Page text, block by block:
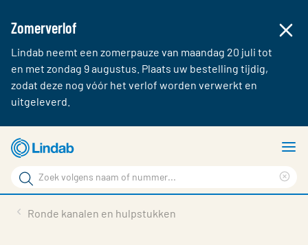
Zomerverlof
Lindab neemt een zomerpauze van maandag 20 juli tot
en met zondag 9 augustus. Plaats uw bestelling tijdig,
zodat deze nog vóór het verlof worden verwerkt en
uitgeleverd.
naar
hoofdinhoud
Zoek
Zoek
Ronde kanalen en hulpstukken